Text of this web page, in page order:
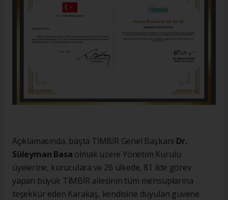
Açıklamasında, başta TİMBİR Genel Başkanı Dr.
Süleyman Basa olmak üzere Yönetim Kurulu
üyelerine, kuruculara ve 26 ülkede, 81 ilde görev
yapan büyük TİMBİR ailesinin tüm mensuplarına
teşekkür eden Karakaş, kendisine duyulan güvene